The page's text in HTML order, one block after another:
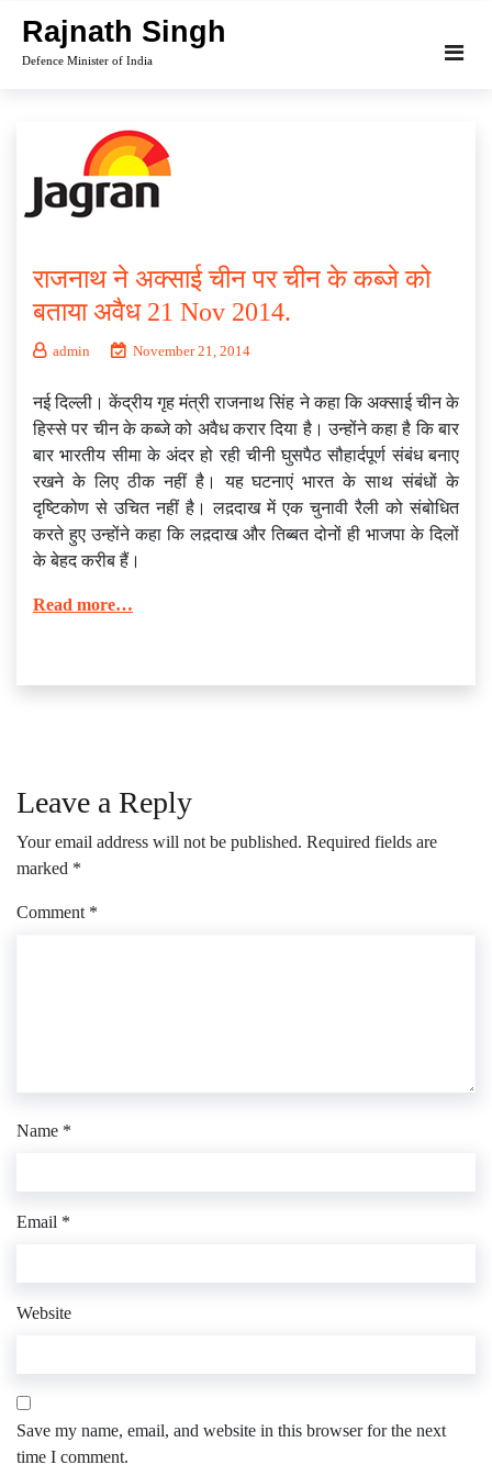
content
Rajnath Singh
Defence Minister of India
राजनाथ ने अक्‍साई चीन पर चीन के कब्‍जे को
बताया अवैध 21 Nov 2014.
admin November 21, 2014
नई दिल्ली। केंद्रीय गृह मंत्री राजनाथ सिंह ने कहा कि अक्साई चीन के
हिस्से पर चीन के कब्जे को अवैध करार दिया है। उन्होंने कहा है कि बार
बार भारतीय सीमा के अंदर हो रही चीनी घुसपैठ सौहार्दपूर्ण संबंध बनाए
रखने के लिए ठीक नहीं है। यह घटनाएं भारत के साथ संबंधों के
दृष्टिकोण से उचित नहीं है। लद़दाख में एक चुनावी रैली को संबोधित
करते हुए उन्होंने कहा कि लद़दाख और तिब्बत दोनों ही भाजपा के दिलों
के बेहद करीब हैं।
Read more…
Leave a Reply
Your email address will not be published. Required fields are
marked *
Comment *
Name *
Email *
Website
Save my name, email, and website in this browser for the next
time I comment.